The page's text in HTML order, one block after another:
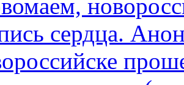
сердца.